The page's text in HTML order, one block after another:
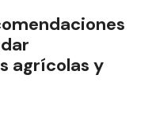
agrícolas y